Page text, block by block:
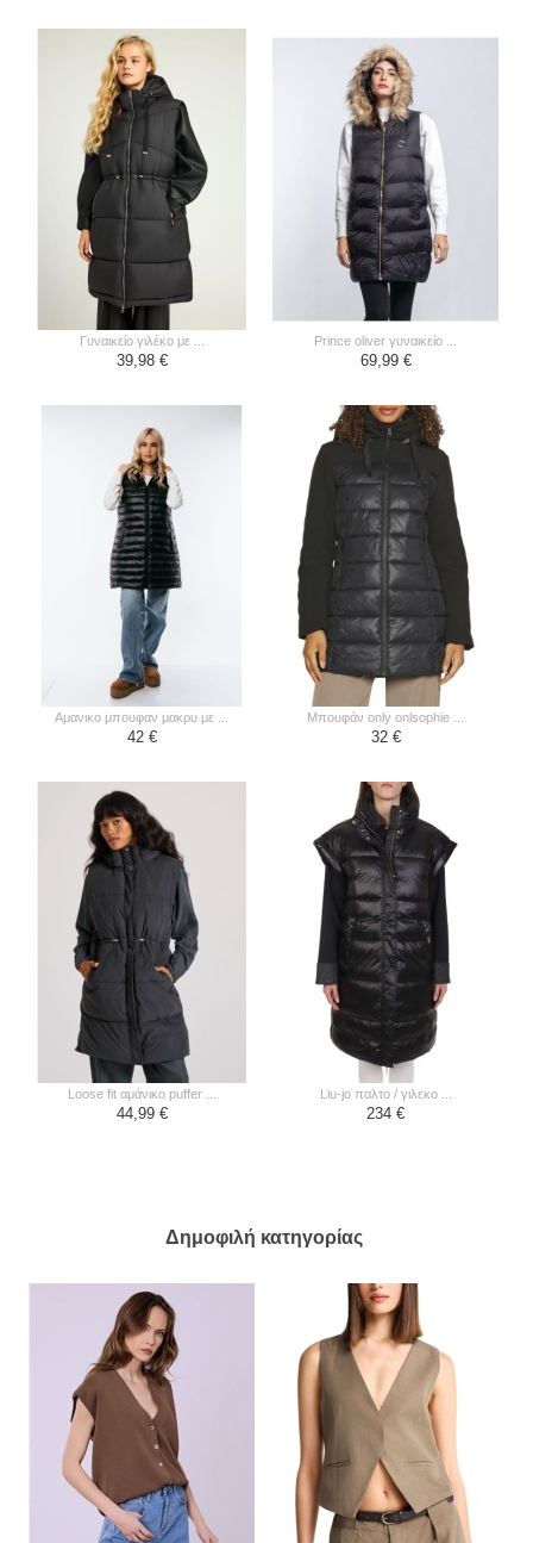
γυναικείο γιλέκο με ...
39,98 €
prince oliver γυναικείο ...
69,99 €
αμανικο μπουφαν μακρυ με ...
42 €
μπουφάν only onlsophie ...
32 €
loose fit αμάνικο puffer ...
44,99 €
liu-jo παλτο / γιλεκο ...
234 €
Δημοφιλή κατηγορίας